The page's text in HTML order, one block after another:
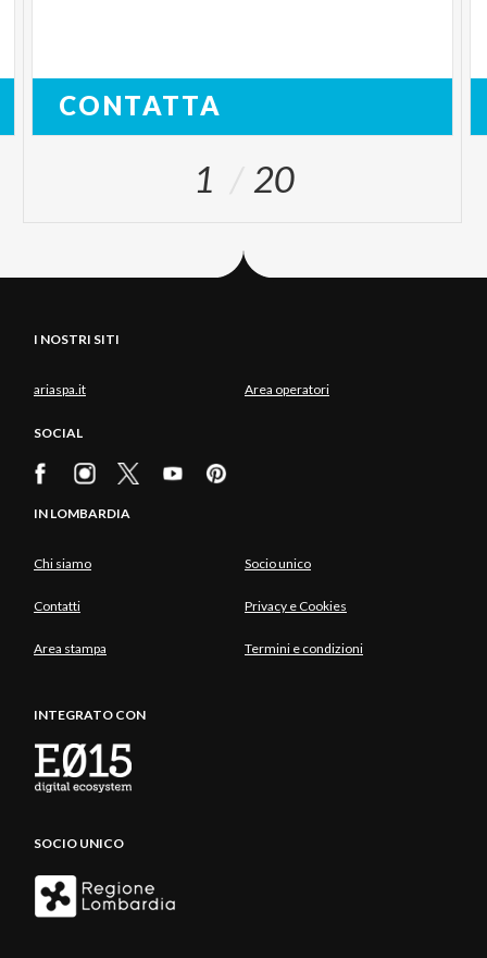
CONTATTA
1 20
I NOSTRI SITI
ariaspa.it Area operatori
SOCIAL
IN LOMBARDIA
Chi siamo Socio unico
Contatti Privacy e Cookies
Area stampa Termini e condizioni
INTEGRATO CON
SOCIO UNICO